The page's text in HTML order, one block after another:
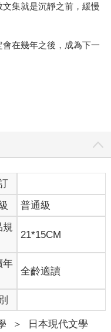
集就是沉靜之前，緩慢
在幾年之後，成為下一
普通級
規
21*15CM
年
全齡適讀
＞ 日本現代文學